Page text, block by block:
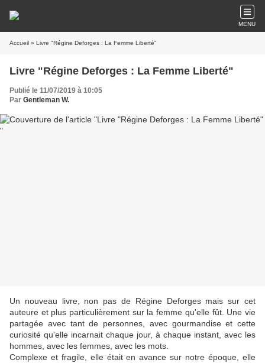
MENU
Accueil » Livre "Régine Deforges : La Femme Liberté"
Livre "Régine Deforges : La Femme Liberté"
Publié le 11/07/2019 à 10:05
Par Gentleman W.
Un nouveau livre, non pas de Régine Deforges mais sur cet
auteure et plus particulièrement sur la femme qu'elle fût. Une vie
partagée avec tant de personnes, avec gourmandise et cette
curiosité qu'elle incarnait chaque jour, à chaque instant, avec les
hommes, avec les femmes, avec les mots.
Complexe et fragile, elle était en avance sur notre époque, elle